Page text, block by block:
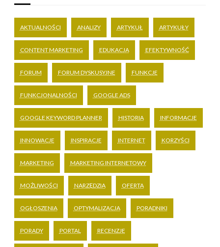
AKTUALNOŚCI ANALIZY ARTYKUŁ ARTYKUŁY
CONTENT MARKETING EDUKACJA EFEKTYWNOŚĆ
FORUM FORUM DYSKUSYJNE FUNKCJE
FUNKCJONALNOŚCI GOOGLE ADS
GOOGLE KEYWORD PLANNER HISTORIA INFORMACJE
INNOWACJE INSPIRACJE INTERNET KORZYŚCI
MARKETING MARKETING INTERNETOWY
MOŻLIWOŚCI NARZĘDZIA OFERTA
OGŁOSZENIA OPTYMALIZACJA PORADNIKI
PORADY PORTAL RECENZJE